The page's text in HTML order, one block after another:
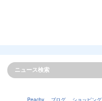
Peachy ブログ ショッピング